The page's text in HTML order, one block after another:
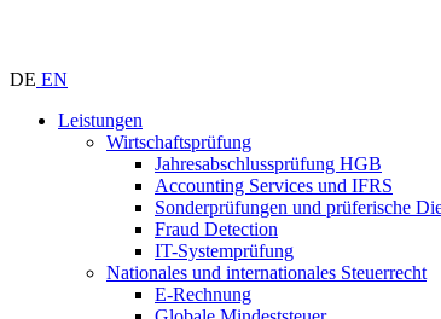
DE EN
Leistungen
Wirtschaftsprüfung
Jahresabschlussprüfung HGB
Accounting Services und IFRS
Sonderprüfungen und prüferische
Fraud Detection
IT-Systemprüfung
Nationales und internationales Steuerrecht
E-Rechnung